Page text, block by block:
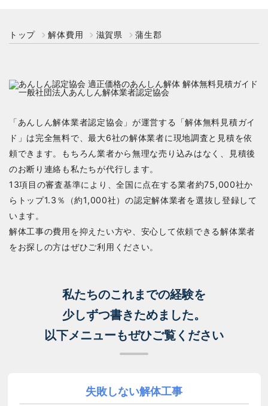
トップ 解体費用 滋賀県 蒲生郡
「あんしん解体業者認定協会」が運営する「解体無料見積ガイ
ド」は完全無料で、最大6社の解体業者に現地調査と見積を依
頼できます。もちろん業者から無理な売り込みはなく、見積後
のお断り連絡も私たちが代行します。
13項目の審査基準により、全国に点在する業者約75,000社か
らトップ1.3％（約1,000社）の認定解体業者を選抜し登録して
います。
解体工事の費用を抑えたい方や、安心して依頼できる解体業者
をお探しの方はぜひご利用ください。
私たちのこれまでの経験を
少しずつ書きためました。
以下メニューもぜひご覧ください
失敗しない解体工事